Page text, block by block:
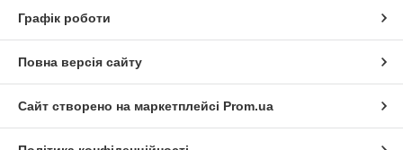
Графік роботи
Повна версія сайту
Сайт створено на маркетплейсі Prom.ua